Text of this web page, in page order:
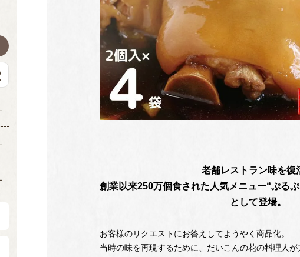
老舗レストラン味を復
創業以来250万個食された人気メニュー“ぷる
として登場。
お客様のリクエストにお答えしてようやく商品化。
当時の味を再現するために、だいこんの花の料理人